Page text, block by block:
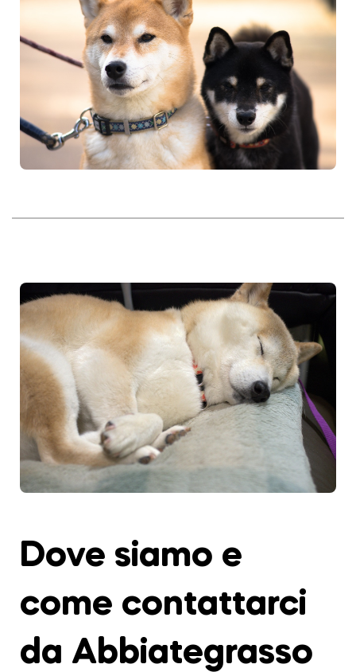
Dove siamo e
come contattarci
da Abbiategrasso